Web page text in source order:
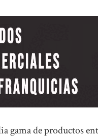
gama de productos